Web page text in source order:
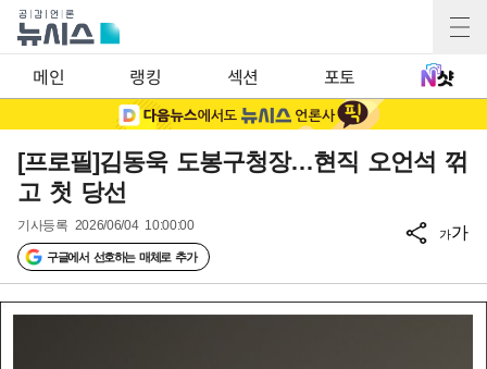
메인 랭킹 섹션 포토
[프로필]김동욱 도봉구청장…현직 오언석 꺾
고 첫 당선
기사등록 2026/06/04 10:00:00
구글에서 선호하는 매체로 추가
가가